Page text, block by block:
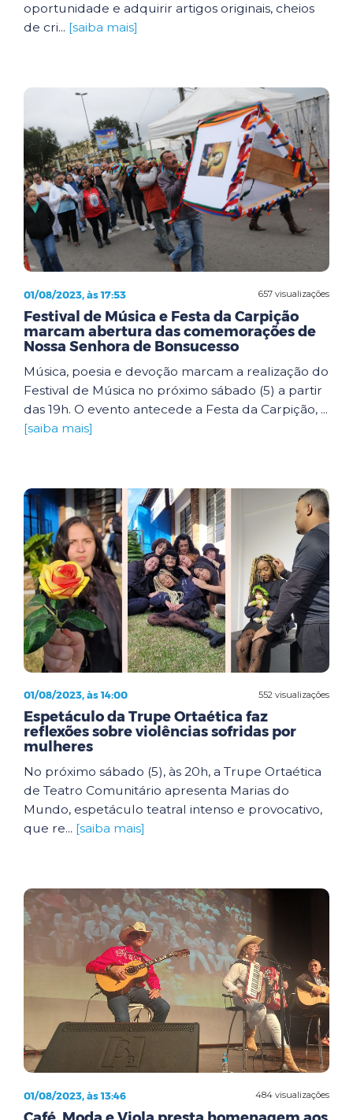
oportunidade e adquirir artigos originais, cheios
de cri... [saiba mais]
657 visualizações
01/08/2023, às 17:53
Festival de Música e Festa da Carpição
marcam abertura das comemorações de
Nossa Senhora de Bonsucesso
Música, poesia e devoção marcam a realização do
Festival de Música no próximo sábado (5) a partir
das 19h. O evento antecede a Festa da Carpição, ...
[saiba mais]
552 visualizações
01/08/2023, às 14:00
Espetáculo da Trupe Ortaética faz
reflexões sobre violências sofridas por
mulheres
No próximo sábado (5), às 20h, a Trupe Ortaética
de Teatro Comunitário apresenta Marias do
Mundo, espetáculo teatral intenso e provocativo,
que re... [saiba mais]
484 visualizações
01/08/2023, às 13:46